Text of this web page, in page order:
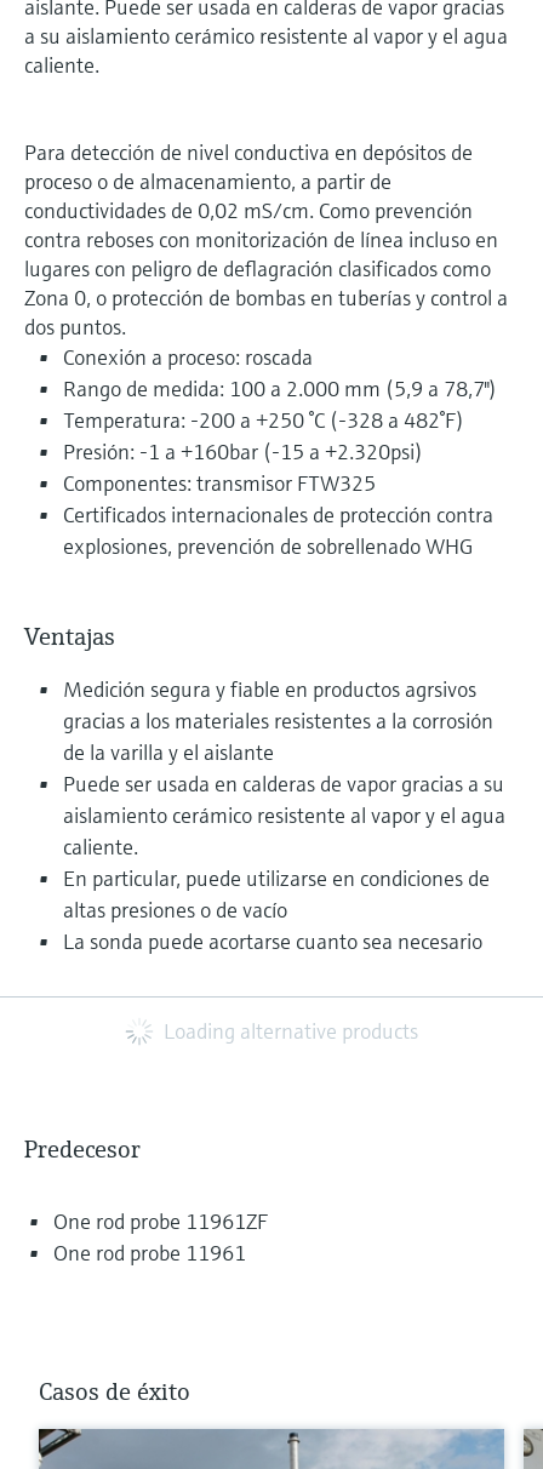
aislante. Puede ser usada en calderas de vapor gracias
a su aislamiento cerámico resistente al vapor y el agua
caliente.
Para detección de nivel conductiva en depósitos de
proceso o de almacenamiento, a partir de
conductividades de 0,02 mS/cm. Como prevención
contra reboses con monitorización de línea incluso en
lugares con peligro de deflagración clasificados como
Zona 0, o protección de bombas en tuberías y control a
dos puntos.
Conexión a proceso: roscada
Rango de medida: 100 a 2.000 mm (5,9 a 78,7")
Temperatura: -200 a +250 °C (-328 a 482°F)
Presión: -1 a +160bar (-15 a +2.320psi)
Componentes: transmisor FTW325
Certificados internacionales de protección contra
explosiones, prevención de sobrellenado WHG
Ventajas
Medición segura y fiable en productos agrsivos
gracias a los materiales resistentes a la corrosión
de la varilla y el aislante
Puede ser usada en calderas de vapor gracias a su
aislamiento cerámico resistente al vapor y el agua
caliente.
En particular, puede utilizarse en condiciones de
altas presiones o de vacío
La sonda puede acortarse cuanto sea necesario
Loading alternative products
Predecesor
One rod probe 11961ZF
One rod probe 11961
Casos de éxito